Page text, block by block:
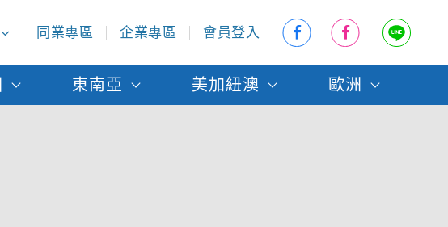
同業專區 企業專區 會員登入
東南亞 美加紐澳 歐洲